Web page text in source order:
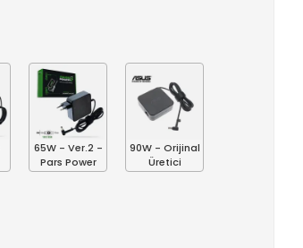
65W - Ver.2 -
Pars Power
90W - Orijinal
Üretici